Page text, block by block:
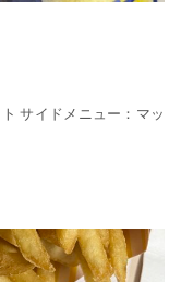
メニュー：マッ